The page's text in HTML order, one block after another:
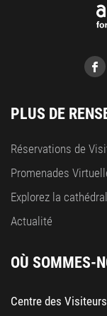
PLUS DE
Réservations de
Promenades
Explorez la
Actualité
OÙ SOMMES-
Centre des Visiteurs